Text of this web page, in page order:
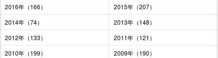
2016年（166）
2015年（207）
2014年（74）
2013年（148）
2012年（133）
2011年（121）
2010年（199）
2009年（190）